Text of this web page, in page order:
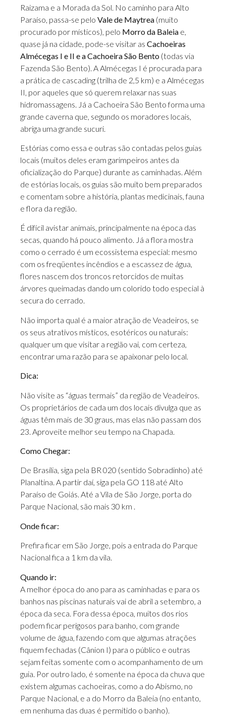
Raizama e a Morada da Sol. No caminho para Alto
Paraíso, passa-se pelo Vale de Maytrea (muito
procurado por místicos), pelo Morro da Baleia e,
quase já na cidade, pode-se visitar as Cachoeiras
Almécegas I e II e a Cachoeira São Bento (todas via
Fazenda São Bento). A Almécegas I é procurada para
a prática de cascading (trilha de 2,5 km) e a Almécegas
II, por aqueles que só querem relaxar nas suas
hidromassagens. Já a Cachoeira São Bento forma uma
grande caverna que, segundo os moradores locais,
abriga uma grande sucuri.
Estórias como essa e outras são contadas pelos guias
locais (muitos deles eram garimpeiros antes da
oficialização do Parque) durante as caminhadas. Além
de estórias locais, os guias são muito bem preparados
e comentam sobre a história, plantas medicinais, fauna
e flora da região.
É difícil avistar animais, principalmente na época das
secas, quando há pouco alimento. Já a flora mostra
como o cerrado é um ecossistema especial: mesmo
com os freqüentes incêndios e a escassez de água,
flores nascem dos troncos retorcidos de muitas
árvores queimadas dando um colorido todo especial à
secura do cerrado.
Não importa qual é a maior atração de Veadeiros, se
os seus atrativos místicos, esotéricos ou naturais:
qualquer um que visitar a região vai, com certeza,
encontrar uma razão para se apaixonar pelo local.
Dica:
Não visite as “águas termais” da região de Veadeiros.
Os proprietários de cada um dos locais divulga que as
águas têm mais de 30 graus, mas elas não passam dos
23. Aproveite melhor seu tempo na Chapada.
Como Chegar:
De Brasília, siga pela BR 020 (sentido Sobradinho) até
Planaltina. A partir daí, siga pela GO 118 até Alto
Paraíso de Goiás. Até a Vila de São Jorge, porta do
Parque Nacional, são mais 30 km .
Onde ficar:
Prefira ficar em São Jorge, pois a entrada do Parque
Nacional fica a 1 km da vila.
Quando ir:
A melhor época do ano para as caminhadas e para os
banhos nas piscinas naturais vai de abril a setembro, a
época da seca. Fora dessa época, muitos dos rios
podem ficar perigosos para banho, com grande
volume de água, fazendo com que algumas atrações
fiquem fechadas (Cânion I) para o público e outras
sejam feitas somente com o acompanhamento de um
guia. Por outro lado, é somente na época da chuva que
existem algumas cachoeiras, como a do Abismo, no
Parque Nacional, e a do Morro da Baleia (no entanto,
em nenhuma das duas é permitido o banho).